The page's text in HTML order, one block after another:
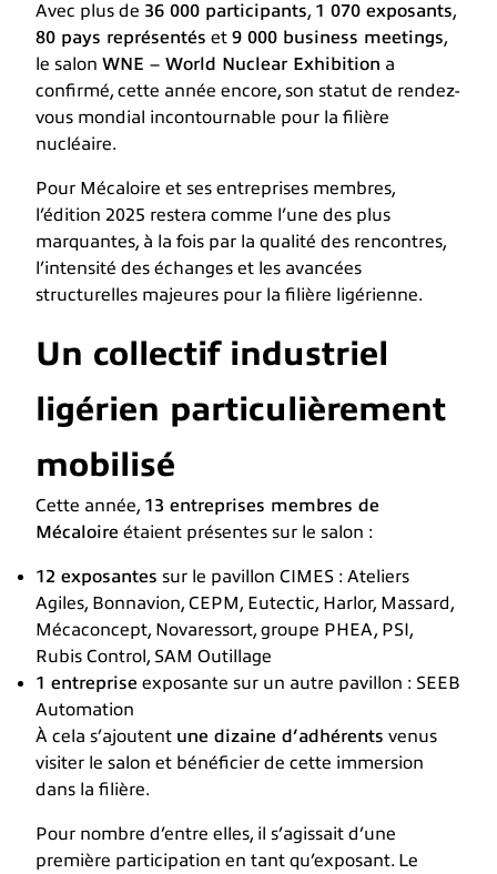
Avec plus de 36 000 participants, 1 070 exposants,
80 pays représentés et 9 000 business meetings,
le salon WNE – World Nuclear Exhibition a
confirmé, cette année encore, son statut de rendez-
vous mondial incontournable pour la filière
nucléaire.
Pour Mécaloire et ses entreprises membres,
l’édition 2025 restera comme l’une des plus
marquantes, à la fois par la qualité des rencontres,
l’intensité des échanges et les avancées
structurelles majeures pour la filière ligérienne.
Un collectif industriel
ligérien particulièrement
mobilisé
Cette année, 13 entreprises membres de
Mécaloire étaient présentes sur le salon :
12 exposantes sur le pavillon CIMES : Ateliers
Agiles, Bonnavion, CEPM, Eutectic, Harlor, Massard,
Mécaconcept, Novaressort, groupe PHEA, PSI,
Rubis Control, SAM Outillage
1 entreprise exposante sur un autre pavillon : SEEB
Automation
À cela s’ajoutent une dizaine d’adhérents venus
visiter le salon et bénéficier de cette immersion
dans la filière.
Pour nombre d’entre elles, il s’agissait d’une
première participation en tant qu’exposant. Le